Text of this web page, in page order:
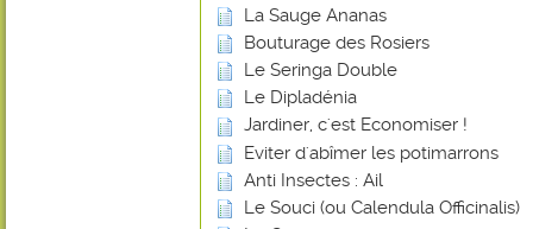
La Sauge Ananas
Bouturage des Rosiers
Le Seringa Double
Le Dipladénia
Jardiner, c'est Economiser !
Eviter d'abîmer les potimarrons
Anti Insectes : Ail
Le Souci (ou Calendula Officinalis)